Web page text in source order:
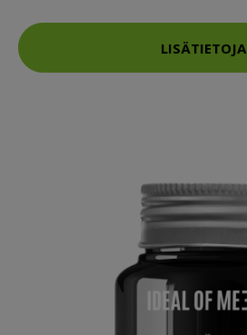
LISÄTIETOJA